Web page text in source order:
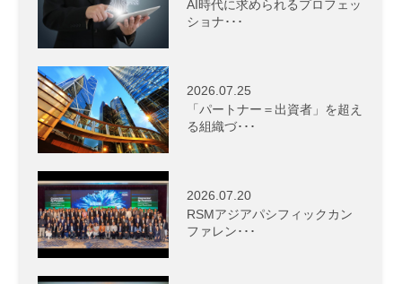
AI時代に求められるプロフェッ
ショナ･･･
2026.07.25
「パートナー＝出資者」を超え
る組織づ･･･
2026.07.20
RSMアジアパシフィックカン
ファレン･･･